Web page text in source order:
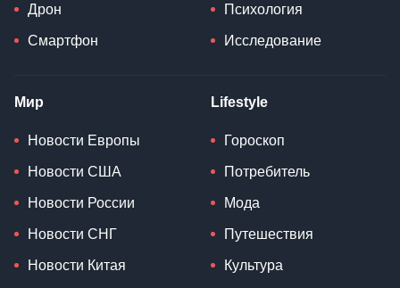
Дрон
Смартфон
Психология
Исследование
Мир
Новости Европы
Новости США
Новости России
Новости СНГ
Новости Китая
Lifestyle
Гороскоп
Потребитель
Мода
Путешествия
Культура